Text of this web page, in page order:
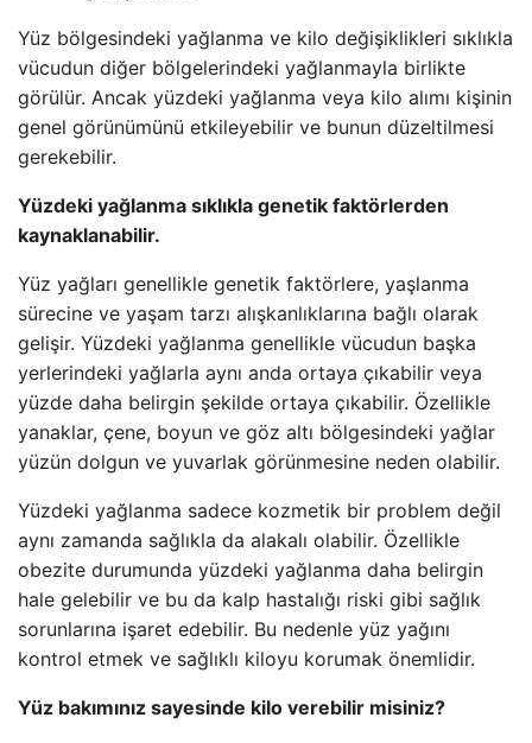
Yüz bölgesindeki yağlanma ve kilo değişiklikleri sıklıkla
vücudun diğer bölgelerindeki yağlanmayla birlikte
görülür. Ancak yüzdeki yağlanma veya kilo alımı kişinin
genel görünümünü etkileyebilir ve bunun düzeltilmesi
gerekebilir.
Yüzdeki yağlanma sıklıkla genetik faktörlerden
kaynaklanabilir.
Yüz yağları genellikle genetik faktörlere, yaşlanma
sürecine ve yaşam tarzı alışkanlıklarına bağlı olarak
gelişir. Yüzdeki yağlanma genellikle vücudun başka
yerlerindeki yağlarla aynı anda ortaya çıkabilir veya
yüzde daha belirgin şekilde ortaya çıkabilir. Özellikle
yanaklar, çene, boyun ve göz altı bölgesindeki yağlar
yüzün dolgun ve yuvarlak görünmesine neden olabilir.
Yüzdeki yağlanma sadece kozmetik bir problem değil
aynı zamanda sağlıkla da alakalı olabilir. Özellikle
obezite durumunda yüzdeki yağlanma daha belirgin
hale gelebilir ve bu da kalp hastalığı riski gibi sağlık
sorunlarına işaret edebilir. Bu nedenle yüz yağını
kontrol etmek ve sağlıklı kiloyu korumak önemlidir.
Yüz bakımınız sayesinde kilo verebilir misiniz?